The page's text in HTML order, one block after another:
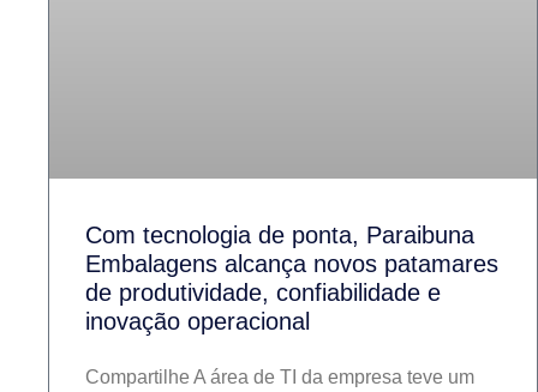
Com tecnologia de ponta, Paraibuna
Embalagens alcança novos patamares
de produtividade, confiabilidade e
inovação operacional
Compartilhe A área de TI da empresa teve um